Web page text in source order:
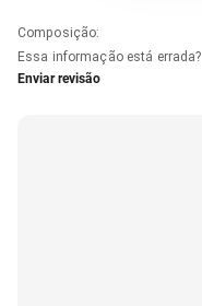
Composição:
Essa informação está errada?
Enviar revisão